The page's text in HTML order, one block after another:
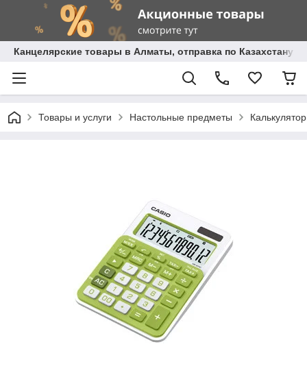
Канцелярские товары в Алматы, отправка по Казахстану.
Товары и услуги Настольные предметы